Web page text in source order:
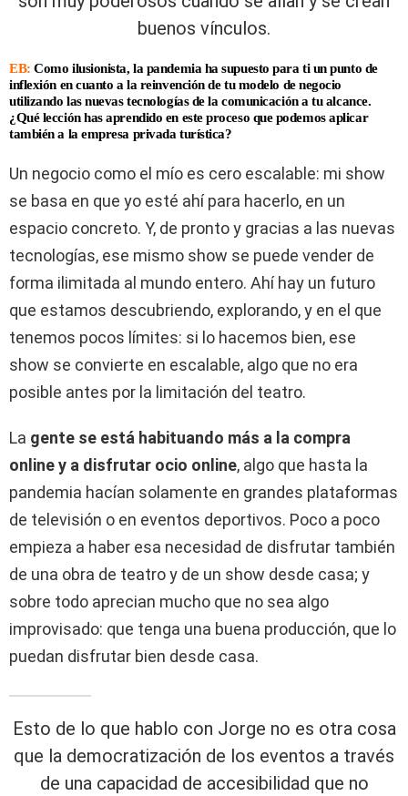
buenos vínculos.
EB: Como ilusionista, la pandemia ha supuesto para ti un punto de
inflexión en cuanto a la reinvención de tu modelo de negocio
utilizando las nuevas tecnologías de la comunicación a tu alcance.
¿Qué lección has aprendido en este proceso que podemos aplicar
también a la empresa privada turística?
Un negocio como el mío es cero escalable: mi show
se basa en que yo esté ahí para hacerlo, en un
espacio concreto. Y, de pronto y gracias a las nuevas
tecnologías, ese mismo show se puede vender de
forma ilimitada al mundo entero. Ahí hay un futuro
que estamos descubriendo, explorando, y en el que
tenemos pocos límites: si lo hacemos bien, ese
show se convierte en escalable, algo que no era
posible antes por la limitación del teatro.
La gente se está habituando más a la compra
online y a disfrutar ocio online, algo que hasta la
pandemia hacían solamente en grandes plataformas
de televisión o en eventos deportivos. Poco a poco
empieza a haber esa necesidad de disfrutar también
de una obra de teatro y de un show desde casa; y
sobre todo aprecian mucho que no sea algo
improvisado: que tenga una buena producción, que lo
puedan disfrutar bien desde casa.
Esto de lo que hablo con Jorge no es otra cosa
que la democratización de los eventos a través
de una capacidad de accesibilidad que no